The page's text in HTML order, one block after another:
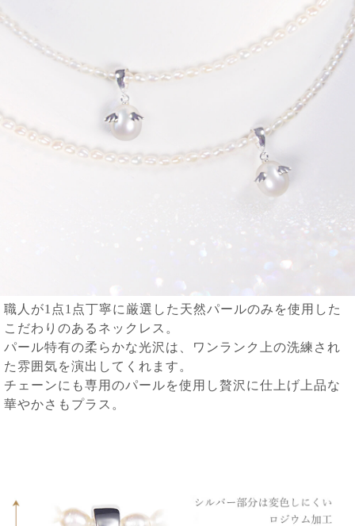
職人が1点1点丁寧に厳選した天然パールのみを使用した
こだわりのあるネックレス。
パール特有の柔らかな光沢は、ワンランク上の洗練され
た雰囲気を演出してくれます。
チェーンにも専用のパールを使用し贅沢に仕上げ上品な
華やかさもプラス。